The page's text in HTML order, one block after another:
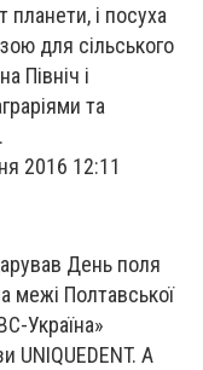
планети, і посуха
для сільського
Північ і
та
2016 12:11
День поля
межі Полтавської
Україна»
UNIQUEDENT. А